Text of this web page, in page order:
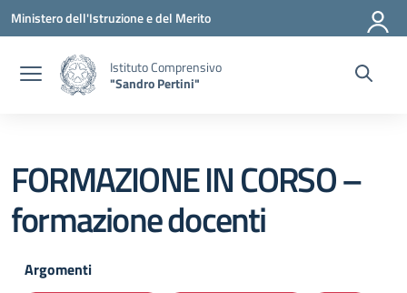
Vai ai contenuti
Vai al menu di navigazione
Vai al footer
Ministero dell'Istruzione e del Merito
Istituto Comprensivo
"Sandro Pertini"
FORMAZIONE IN CORSO –
formazione docenti
Argomenti